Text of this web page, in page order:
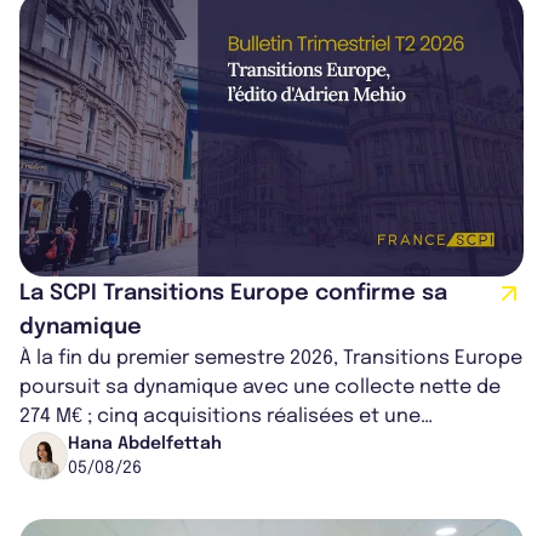
La SCPI Transitions Europe confirme sa
dynamique
À la fin du premier semestre 2026, Transitions Europe
poursuit sa dynamique avec une collecte nette de
274 M€ ; cinq acquisitions réalisées et une
capitalisation portée à 1,38 Md€....
Hana Abdelfettah
05/08/26